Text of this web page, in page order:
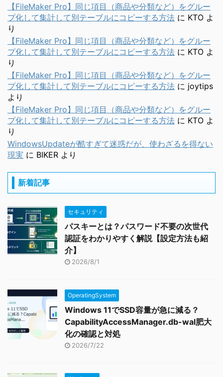
【FileMaker Pro】同じ項目（商品や分類など）をグルー
プ化して集計して別テーブルにコピーする方法 に KTO よ
り
【FileMaker Pro】同じ項目（商品や分類など）をグルー
プ化して集計して別テーブルにコピーする方法 に KTO よ
り
【FileMaker Pro】同じ項目（商品や分類など）をグルー
プ化して集計して別テーブルにコピーする方法 に joytips
より
【FileMaker Pro】同じ項目（商品や分類など）をグルー
プ化して集計して別テーブルにコピーする方法 に KTO よ
り
WindowsUpdateが酷すぎて迷惑だが、使わざるを得ない
現実 に BIKER より
新着記事
セキュリティ
パスキーとは？パスワード不要の次世代
認証をわかりやすく解説【設定方法も紹
介】
2026/8/1
OperatingSystem
Windows 11でSSD容量が急に減る？
CapabilityAccessManager.db-wal肥大
化の確認と対処
2026/7/22